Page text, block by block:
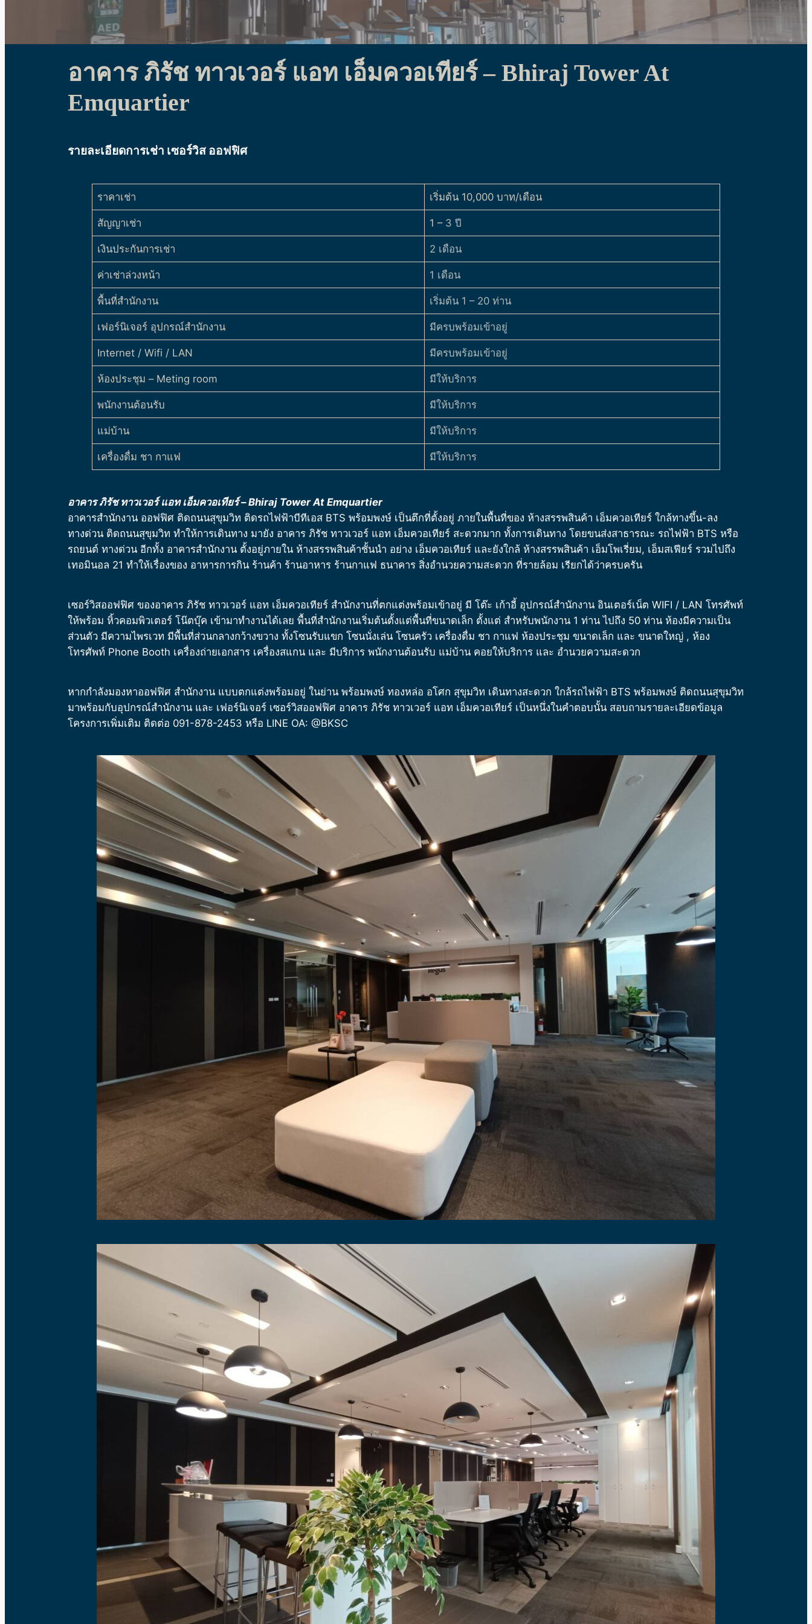
อาคาร ภิรัช ทาวเวอร์ แอท เอ็มควอเทียร์ – Bhiraj Tower At
Emquartier
รายละเอียดการเช่า เซอร์วิส ออฟฟิศ
ราคาเช่า เริ่มต้น 10,000 บาท/เดือน
สัญญาเช่า 1 – 3 ปี
เงินประกันการเช่า 2 เดือน
ค่าเช่าล่วงหน้า 1 เดือน
พื้นที่สำนักงาน เริ่มต้น 1 – 20 ท่าน
เฟอร์นิเจอร์ อุปกรณ์สำนักงาน มีครบพร้อมเข้าอยู่
Internet / Wifi / LAN มีครบพร้อมเข้าอยู่
ห้องประชุม – Meting room มีให้บริการ
พนักงานต้อนรับ มีให้บริการ
แม่บ้าน มีให้บริการ
เครื่องดื่ม ชา กาแฟ มีให้บริการ
อาคาร ภิรัช ทาวเวอร์ แอท เอ็มควอเทียร์ – Bhiraj Tower At Emquartier
อาคารสำนักงาน ออฟฟิศ ติดถนนสุขุมวิท ติดรถไฟฟ้าบีทีเอส BTS พร้อมพงษ์ เป็นตึกที่ตั้งอยู่ ภายในพื้นที่ของ ห้างสรรพสินค้า เอ็มควอเทียร์ ใกล้ทางขึ้น-ลง
ทางด่วน ติดถนนสุขุมวิท ทำให้การเดินทาง มายัง อาคาร ภิรัช ทาวเวอร์ แอท เอ็มควอเทียร์ สะดวกมาก ทั้งการเดินทาง โดยขนส่งสาธารณะ รถไฟฟ้า BTS หรือ
รถยนต์ ทางด่วน อีกทั้ง อาคารสำนักงาน ตั้งอยู่ภายใน ห้างสรรพสินค้าชั้นนำ อย่าง เอ็มควอเทียร์ และยังใกล้ ห้างสรรพสินค้า เอ็มโพเรี่ยม, เอ็มสเฟียร์ รวมไปถึง
เทอมินอล 21 ทำให้เรื่องของ อาหารการกิน ร้านค้า ร้านอาหาร ร้านกาแฟ ธนาคาร สิ่งอำนวยความสะดวก ที่รายล้อม เรียกได้ว่าครบครัน
เซอร์วิสออฟฟิศ ของอาคาร ภิรัช ทาวเวอร์ แอท เอ็มควอเทียร์ สำนักงานที่ตกแต่งพร้อมเข้าอยู่ มี โต๊ะ เก้าอี้ อุปกรณ์สำนักงาน อินเตอร์เน็ต WIFI / LAN โทรศัพท์
ให้พร้อม หิ้วคอมพิวเตอร์ โน๊ตบุ๊ค เข้ามาทำงานได้เลย พื้นที่สำนักงานเริ่มต้นตั้งแต่พื้นที่ขนาดเล็ก ตั้งแต่ สำหรับพนักงาน 1 ท่าน ไปถึง 50 ท่าน ห้องมีความเป็น
ส่วนตัว มีความไพรเวท มีพื้นที่ส่วนกลางกว้างขวาง ทั้งโซนรับแขก โซนนั่งเล่น โซนครัว เครื่องดื่ม ชา กาแฟ ห้องประชุม ขนาดเล็ก และ ขนาดใหญ่ , ห้อง
โทรศัพท์ Phone Booth เครื่องถ่ายเอกสาร เครื่องสแกน และ มีบริการ พนักงานต้อนรับ แม่บ้าน คอยให้บริการ และ อำนวยความสะดวก
หากกำลังมองหาออฟฟิศ สำนักงาน แบบตกแต่งพร้อมอยู่ ในย่าน พร้อมพงษ์ ทองหล่อ อโศก สุขุมวิท เดินทางสะดวก ใกล้รถไฟฟ้า BTS พร้อมพงษ์ ติดถนนสุขุมวิท
มาพร้อมกับอุปกรณ์สำนักงาน และ เฟอร์นิเจอร์ เซอร์วิสออฟฟิศ อาคาร ภิรัช ทาวเวอร์ แอท เอ็มควอเทียร์ เป็นหนึ่งในคำตอบนั้น สอบถามรายละเอียดข้อมูล
โครงการเพิ่มเติม ติดต่อ 091-878-2453 หรือ LINE OA: @BKSC